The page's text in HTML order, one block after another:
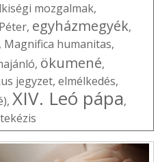
mozgalmak,
, egyházmegyék,
, Magnifica humanitas,
, ökumené,
jegyzet, elmélkedés,
, XIV. Leó pápa,